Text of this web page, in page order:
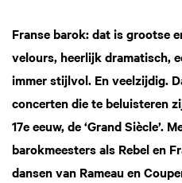
Franse barok: dat is grootse
velours, heerlijk dramatisch,
immer stijlvol. En veelzijdig.
concerten die te beluisteren
17e eeuw, de ‘Grand Siècle’.
barokmeesters als Rebel en
dansen van Rameau en